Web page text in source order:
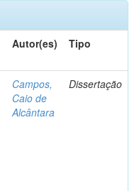
Autor(es) Tipo
Campos,
Caio de
Alcântara
Dissertação